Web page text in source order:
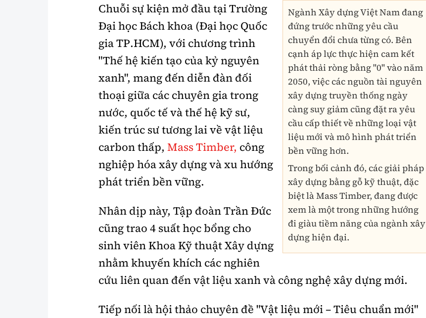
Ngành Xây dựng Việt Nam đang
đứng trước những yêu cầu
chuyển đổi chưa từng có. Bên
cạnh áp lực thực hiện cam kết
phát thải ròng bằng "0" vào năm
2050, việc các nguồn tài nguyên
xây dựng truyền thống ngày
càng suy giảm cũng đặt ra yêu
cầu cấp thiết về những loại vật
liệu mới và mô hình phát triển
bền vững hơn.
Trong bối cảnh đó, các giải pháp
xây dựng bằng gỗ kỹ thuật, đặc
biệt là Mass Timber, đang được
xem là một trong những hướng
đi giàu tiềm năng của ngành xây
dựng hiện đại.
Chuỗi sự kiện mở đầu tại Trường
Đại học Bách khoa (Đại học Quốc
gia TP.HCM), với chương trình
"Thế hệ kiến tạo của kỷ nguyên
xanh", mang đến diễn đàn đối
thoại giữa các chuyên gia trong
nước, quốc tế và thế hệ kỹ sư,
kiến trúc sư tương lai về vật liệu
carbon thấp,Mass Timber, công
nghiệp hóa xây dựng và xu hướng
phát triển bền vững.
Nhân dịp này, Tập đoàn Trần Đức
cũng trao 4 suất học bổng cho
sinh viên Khoa Kỹ thuật Xây dựng
nhằm khuyến khích các nghiên
cứu liên quan đến vật liệu xanh và công nghệ xây dựng mới.
Tiếp nối là hội thảo chuyên đề "Vật liệu mới – Tiêu chuẩn mới"